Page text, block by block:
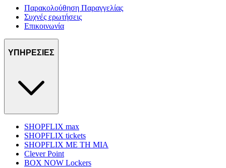
Παρακολούθηση Παραγγελίας
Συχνές ερωτήσεις
Επικοινωνία
ΥΠΗΡΕΣΙΕΣ
SHOPFLIX max
SHOPFLIX tickets
SHOPFLIX ΜΕ ΤΗ ΜΙΑ
Clever Point
BOX NOW Lockers